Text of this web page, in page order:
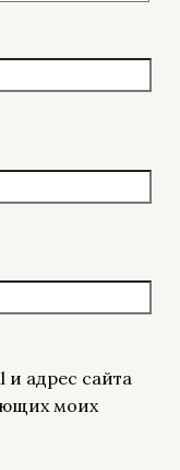
и адрес сайта
моих